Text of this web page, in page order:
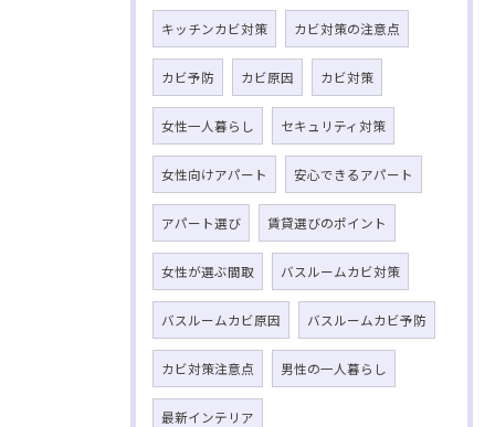
キッチンカビ対策 カビ対策の注意点
カビ予防 カビ原因 カビ対策
女性一人暮らし セキュリティ対策
女性向けアパート 安心できるアパート
アパート選び 賃貸選びのポイント
女性が選ぶ間取 バスルームカビ対策
バスルームカビ原因 バスルームカビ予防
カビ対策注意点 男性の一人暮らし
最新インテリア